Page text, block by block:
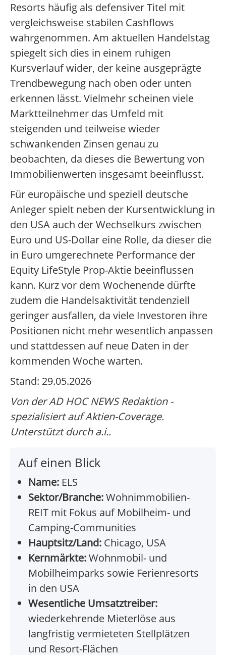
Resorts häufig als defensiver Titel mit
vergleichsweise stabilen Cashflows
wahrgenommen. Am aktuellen Handelstag
spiegelt sich dies in einem ruhigen
Kursverlauf wider, der keine ausgeprägte
Trendbewegung nach oben oder unten
erkennen lässt. Vielmehr scheinen viele
Marktteilnehmer das Umfeld mit
steigenden und teilweise wieder
schwankenden Zinsen genau zu
beobachten, da dieses die Bewertung von
Immobilienwerten insgesamt beeinflusst.
Für europäische und speziell deutsche
Anleger spielt neben der Kursentwicklung in
den USA auch der Wechselkurs zwischen
Euro und US-Dollar eine Rolle, da dieser die
in Euro umgerechnete Performance der
Equity LifeStyle Prop-Aktie beeinflussen
kann. Kurz vor dem Wochenende dürfte
zudem die Handelsaktivität tendenziell
geringer ausfallen, da viele Investoren ihre
Positionen nicht mehr wesentlich anpassen
und stattdessen auf neue Daten in der
kommenden Woche warten.
Stand: 29.05.2026
Von der AD HOC NEWS Redaktion -
spezialisiert auf Aktien-Coverage.
Unterstützt durch a.i..
Auf einen Blick
Name: ELS
Sektor/Branche:Wohnimmobilien-
REIT mit Fokus auf Mobilheim- und
Camping-Communities
Hauptsitz/Land: Chicago, USA
Kernmärkte:Wohnmobil- und
Mobilheimparks sowie Ferienresorts
in den USA
Wesentliche Umsatztreiber:
wiederkehrende Mieterlöse aus
langfristig vermieteten Stellplätzen
und Resort-Flächen